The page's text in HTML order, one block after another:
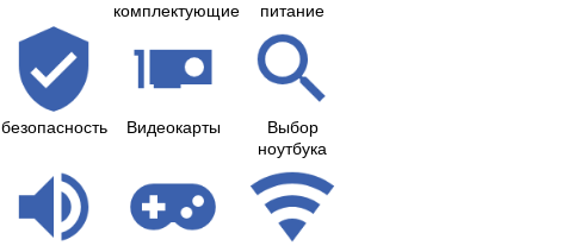
комплектующие
питание
безопасность Видеокарты
Выбор
ноутбука